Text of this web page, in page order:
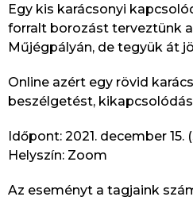
Egy kis karácsonyi
forralt borozást terveztünk
Műjégpályán, de tegyük át
Online azért egy rövid
beszélgetést,
Időpont: 2021. december 15.
Helyszín: Zoom
Az eseményt a tagjaink